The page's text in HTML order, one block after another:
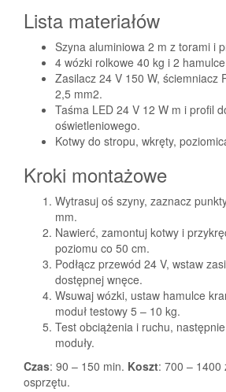
Lista materiałów
Szyna aluminiowa 2 m z torami i
4 wózki rolkowe 40 kg i 2
Zasilacz 24 V 150 W, ściemniacz
2,5 mm2.
Taśma LED 24 V 12 W m i profil
oświetleniowego.
Kotwy do stropu, wkręty,
Kroki montażowe
Wytrasuj oś szyny, zaznacz
mm.
Nawierć, zamontuj kotwy i
poziomu co 50 cm.
Podłącz przewód 24 V, wstaw
dostępnej wnęce.
Wsuwaj wózki, ustaw hamulce
moduł testowy 5 – 10 kg.
Test obciążenia i ruchu,
moduły.
Czas: 90 – 150 min. Koszt: 700 – 1400
osprzętu.